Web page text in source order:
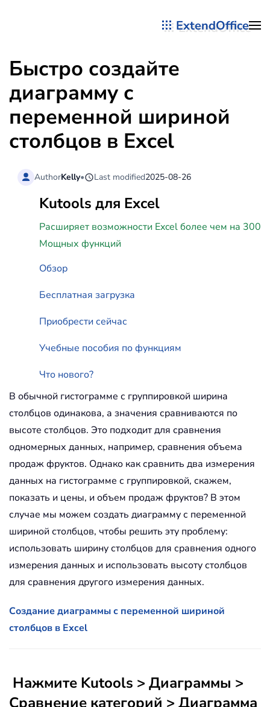
ExtendOffice
Быстро создайте
диаграмму с
переменной шириной
столбцов в Excel
AuthorKelly• Last modified2025-08-26
Kutools для Excel
Расширяет возможности Excel более чем на 300
Мощных функций
Обзор
Бесплатная загрузка
Приобрести сейчас
Учебные пособия по функциям
Что нового?
В обычной гистограмме с группировкой ширина
столбцов одинакова, а значения сравниваются по
высоте столбцов. Это подходит для сравнения
одномерных данных, например, сравнения объема
продаж фруктов. Однако как сравнить два измерения
данных на гистограмме с группировкой, скажем,
показать и цены, и объем продаж фруктов? В этом
случае мы можем создать диаграмму с переменной
шириной столбцов, чтобы решить эту проблему:
использовать ширину столбцов для сравнения одного
измерения данных и использовать высоту столбцов
для сравнения другого измерения данных.
Создание диаграммы с переменной шириной
столбцов в Excel
Нажмите Kutools > Диаграммы >
Сравнение категорий > Диаграмма